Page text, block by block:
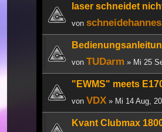
laser schneidet
von schneidehannes
von TUDarm » Mi 25
"EWMS" meets
von VDX » Mi 14 Aug,
Kvant Clubmax